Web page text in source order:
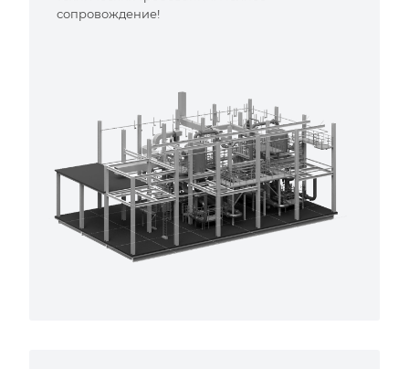
сопровождение!